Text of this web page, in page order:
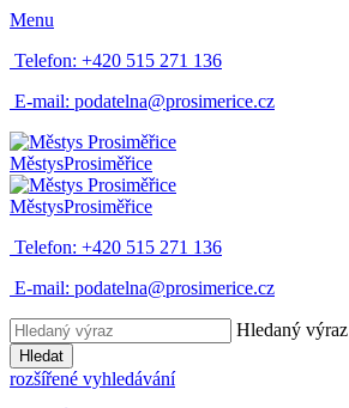
Menu
Telefon: +420 515 271 136
E-mail: podatelna@prosimerice.cz
MěstysProsiměřice
MěstysProsiměřice
Telefon: +420 515 271 136
E-mail: podatelna@prosimerice.cz
Hledaný výraz
Hledat
rozšířené vyhledávání